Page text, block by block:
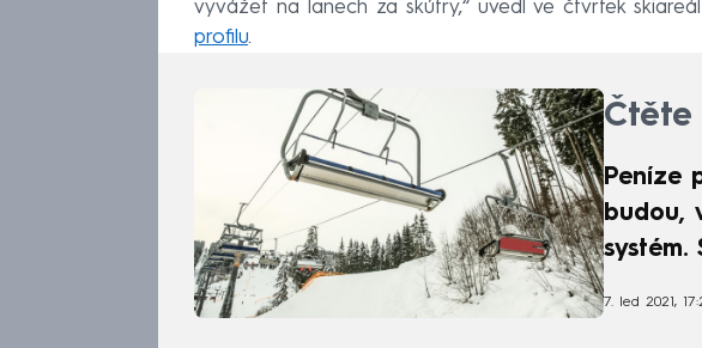
vyvážet na lanech za skútry,“ uvedl ve čtvrtek
profilu.
Peníze
budou,
systém.
7. led 2021,